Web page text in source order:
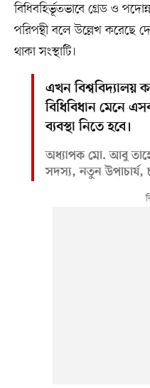
বিধিবহির্ভূতভাবে গ্রেড ও
পরিপন্থী বলে উল্লেখ করেছে
থাকা সংস্থাটি।
এখন বিশ্ববিদ্যালয়
বিধিবিধান মেনে
ব্যবস্থা নিতে হবে।
অধ্যাপক মো. আবু
সদস্য, নতুন উপাচার্য,